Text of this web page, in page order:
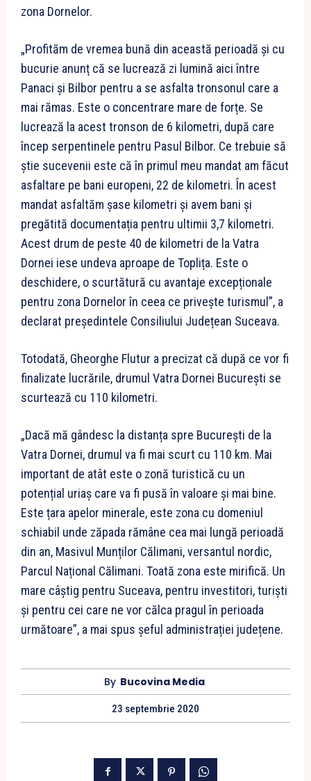
zona Dornelor.
„Profităm de vremea bună din această perioadă și cu
bucurie anunț că se lucrează zi lumină aici între
Panaci și Bilbor pentru a se asfalta tronsonul care a
mai rămas. Este o concentrare mare de forțe. Se
lucrează la acest tronson de 6 kilometri, după care
încep serpentinele pentru Pasul Bilbor. Ce trebuie să
știe sucevenii este că în primul meu mandat am făcut
asfaltare pe bani europeni, 22 de kilometri. În acest
mandat asfaltăm șase kilometri și avem bani și
pregătită documentația pentru ultimii 3,7 kilometri.
Acest drum de peste 40 de kilometri de la Vatra
Dornei iese undeva aproape de Toplița. Este o
deschidere, o scurtătură cu avantaje excepționale
pentru zona Dornelor în ceea ce privește turismul”, a
declarat președintele Consiliului Județean Suceava.
Totodată, Gheorghe Flutur a precizat că după ce vor fi
finalizate lucrările, drumul Vatra Dornei București se
scurtează cu 110 kilometri.
„Dacă mă gândesc la distanța spre București de la
Vatra Dornei, drumul va fi mai scurt cu 110 km. Mai
important de atât este o zonă turistică cu un
potențial uriaș care va fi pusă în valoare și mai bine.
Este țara apelor minerale, este zona cu domeniul
schiabil unde zăpada rămâne cea mai lungă perioadă
din an, Masivul Munților Călimani, versantul nordic,
Parcul Național Călimani. Toată zona este mirifică. Un
mare câștig pentru Suceava, pentru investitori, turiști
și pentru cei care ne vor călca pragul în perioada
următoare”, a mai spus șeful administrației județene.
By Bucovina Media
23 septembrie 2020